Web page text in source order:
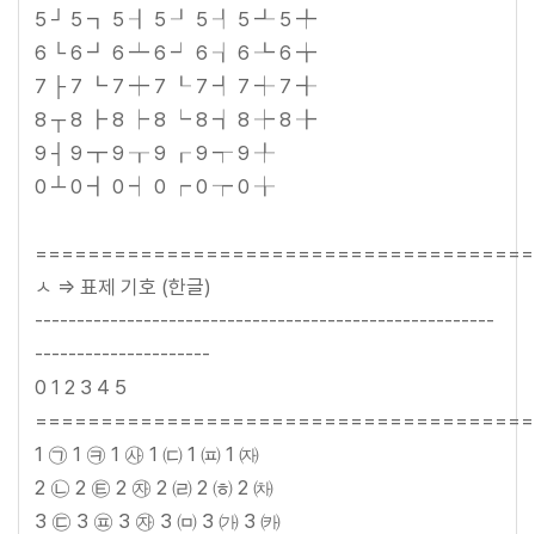
5 ┘ 5 ┓ 5 ┨ 5 ┚ 5 ┦ 5 ┹ 5 ╇
6 └ 6 ┛ 6 ┷ 6 ┙ 6 ┧ 6 ┺ 6 ╈
7 ├ 7 ┗ 7 ┿ 7 ┖ 7 ┩ 7 ┽ 7 ╉
8 ┬ 8 ┣ 8 ┝ 8 ┕ 8 ┪ 8 ┾ 8 ╊
9 ┤ 9 ┳ 9 ┰ 9 ┎ 9 ┭ 9 ╀
0 ┴ 0 ┫ 0 ┥ 0 ┍ 0 ┮ 0 ╁
ㅅ => 표제 기호 (한글)
-------------------------------------------------------
---------------------
0 1 2 3 4 5
1 ㉠ 1 ㉪ 1 ㉴ 1 ㈂ 1 ㈌ 1 ㈖
2 ㉡ 2 ㉫ 2 ㉶ 2 ㈃ 2 ㈍ 2 ㈗
3 ㉢ 3 ㉬ 3 ㉶ 3 ㈄ 3 ㈎ 3 ㈘